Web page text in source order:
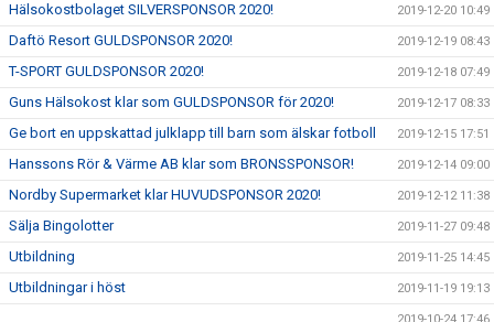
Hälsokostbolaget SILVERSPONSOR 2020! 2019-12-20 10:49
Daftö Resort GULDSPONSOR 2020! 2019-12-19 08:43
T-SPORT GULDSPONSOR 2020! 2019-12-18 07:49
Guns Hälsokost klar som GULDSPONSOR för 2020! 2019-12-17 08:33
Ge bort en uppskattad julklapp till barn som älskar fotboll 2019-12-15 17:51
Hanssons Rör & Värme AB klar som BRONSSPONSOR! 2019-12-14 09:00
Nordby Supermarket klar HUVUDSPONSOR 2020! 2019-12-12 11:38
Sälja Bingolotter 2019-11-27 09:48
Utbildning 2019-11-25 14:45
Utbildningar i höst 2019-11-19 19:13